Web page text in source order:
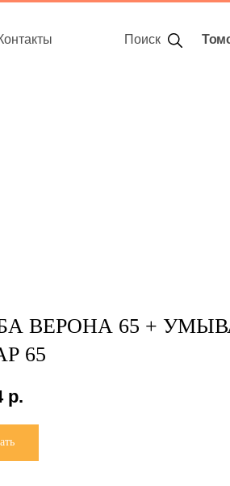
Поиск
ВЕРОНА 65 +
65
р.